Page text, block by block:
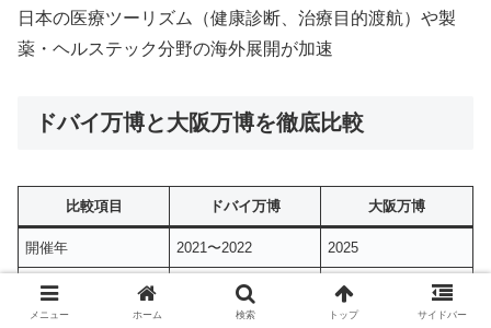
日本の医療ツーリズム（健康診断、治療目的渡航）や製
薬・ヘルステック分野の海外展開が加速
ドバイ万博と大阪万博を徹底比較
比較項目 ドバイ万博 大阪万博
開催年 2021〜2022 2025
開催国 UAE（ドバイ） 日本（大阪）
メニュー ホーム 検索 トップ サイドバー